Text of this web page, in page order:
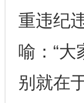
重违纪
喻：“大
别就在